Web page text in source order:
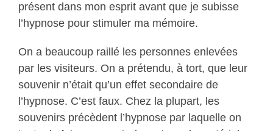
présent dans mon esprit avant que je subisse
l’hypnose pour stimuler ma mémoire.
On a beaucoup raillé les personnes enlevées
par les visiteurs. On a prétendu, à tort, que leur
souvenir n’était qu’un effet secondaire de
l’hypnose. C’est faux. Chez la plupart, les
souvenirs précèdent l’hypnose par laquelle on